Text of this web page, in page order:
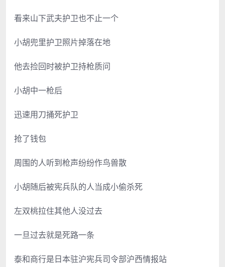
看来山下武夫护卫也不止一个
小胡兜里护卫照片掉落在地
他去捡回时被护卫持枪质问
小胡中一枪后
迅速用刀捅死护卫
抢了钱包
周围的人听到枪声纷纷作鸟兽散
小胡随后被宪兵队的人当成小偷杀死
左双桃拉住其他人没过去
一旦过去就是死路一条
泰和商行是日本驻沪宪兵司令部沪西情报站